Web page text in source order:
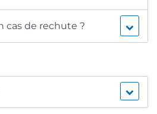
cas de rechute ?